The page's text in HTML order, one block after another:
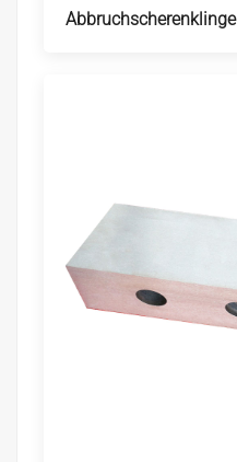
Abbruchscherenklinge